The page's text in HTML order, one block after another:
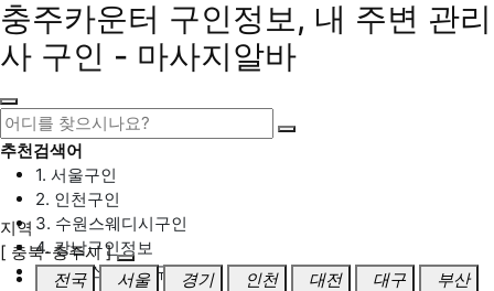
충주카운터 구인정보, 내 주변 관리
사 구인 - 마사지알바
추천검색어
1. 서울구인
2. 인천구인
3. 수원스웨디시구인
4. 강남구인정보
5. 동탄스웨디시구인
지역
[ 충북-충주시 ]
전국
서울 경기 인천 대전 대구
부산